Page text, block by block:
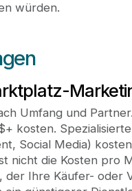
würden.
Umfang und
kosten.
Social Media)
nicht die Kosten pro
der Ihre Käufer- oder